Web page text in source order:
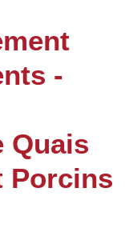
-
Quais
Porcins